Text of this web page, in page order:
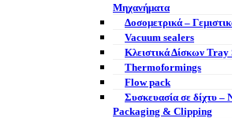
Μηχανήματα
Δοσομετρικά –
Vacuum sealers
Κλειστικά Δίσκων Tray
Thermoformings
Flow pack
Συσκευασία σε δίχτυ –
Packaging & Clipping